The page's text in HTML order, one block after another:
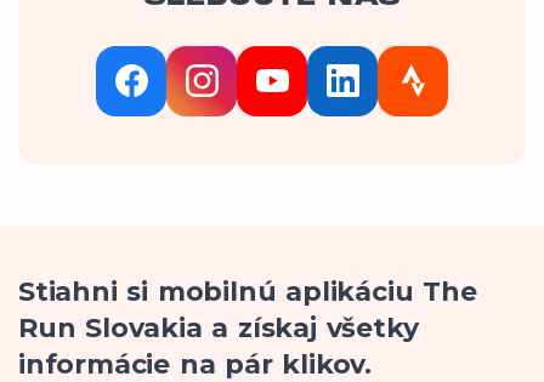
Stiahni si mobilnú aplikáciu The
Run Slovakia a získaj všetky
informácie na pár klikov.